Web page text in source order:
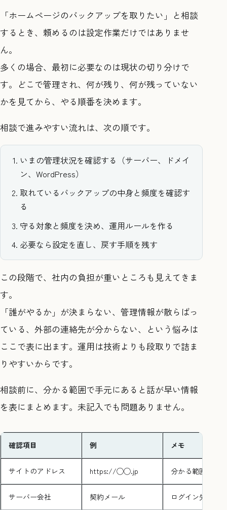
「ホームページのバックアップを取りたい」と相談
するとき、頼めるのは設定作業だけではありませ
ん。
多くの場合、最初に必要なのは現状の切り分けで
す。どこで管理され、何が残り、何が残っていない
かを見てから、やる順番を決めます。
相談で進みやすい流れは、次の順です。
いまの管理状況を確認する（サーバー、ドメイ
ン、WordPress）
取れているバックアップの中身と頻度を確認す
る
守る対象と頻度を決め、運用ルールを作る
必要なら設定を直し、戻す手順を残す
この段階で、社内の負担が重いところも見えてきま
す。
「誰がやるか」が決まらない、管理情報が散らばっ
ている、外部の連絡先が分からない、という悩みは
ここで表に出ます。運用は技術よりも段取りで詰ま
りやすいからです。
相談前に、分かる範囲で手元にあると話が早い情報
を表にまとめます。未記入でも問題ありません。
確認項目 例 メモ
サイトのアドレス https://◯◯.jp 分かる範囲でOK
サーバー会社 契約メール ログイン先が分